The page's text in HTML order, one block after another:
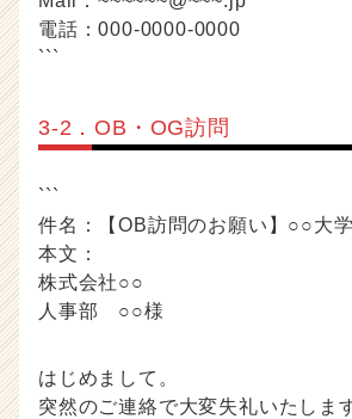
電話：000-0000-0000
```
3-2．OB・OG訪問
```
件名：【OB訪問のお願い】○○大
本文：
株式会社○○
人事部 ○○様
はじめまして。
突然のご連絡で大変失礼いたしま